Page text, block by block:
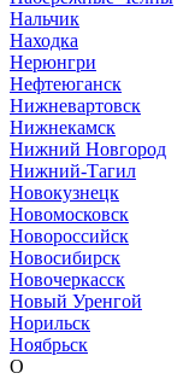
Нальчик
Находка
Нерюнгри
Нефтеюганск
Нижневартовск
Нижнекамск
Нижний Новгород
Нижний-Тагил
Новокузнецк
Новомосковск
Новороссийск
Новосибирск
Новочеркасск
Новый Уренгой
Норильск
Ноябрьск
О